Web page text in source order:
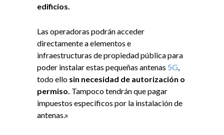
edificios.
Las operadoras podrán acceder
directamente a elementos e
infraestructuras de propiedad pública para
poder instalar estas pequeñas antenas 5G,
todo ello sin necesidad de autorización o
permiso. Tampoco tendrán que pagar
impuestos específicos por la instalación de
antenas.»